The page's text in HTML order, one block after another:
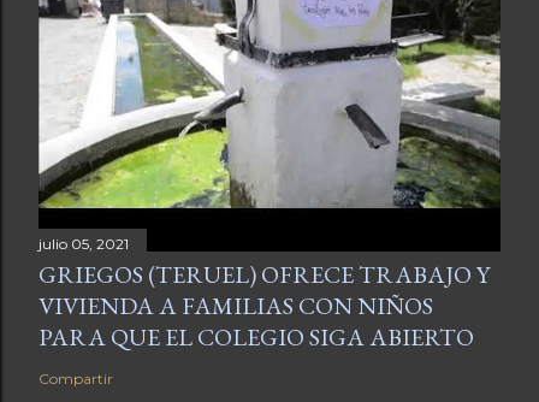
julio 05, 2021
GRIEGOS (TERUEL) OFRECE TRABAJO Y
VIVIENDA A FAMILIAS CON NIÑOS
PARA QUE EL COLEGIO SIGA ABIERTO
Compartir